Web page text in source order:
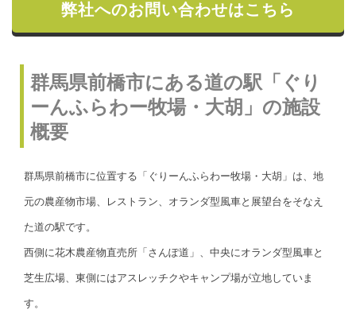
弊社へのお問い合わせはこちら
群馬県前橋市にある道の駅「ぐり
ーんふらわー牧場・大胡」の施設
概要
群馬県前橋市に位置する「ぐりーんふらわー牧場・大胡」は、地
元の農産物市場、レストラン、オランダ型風車と展望台をそなえ
た道の駅です。
西側に花木農産物直売所「さんぽ道」、中央にオランダ型風車と
芝生広場、東側にはアスレッチクやキャンプ場が立地していま
す。